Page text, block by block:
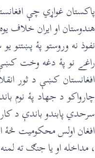
پاکستان غواړي چې
هندوستان او ايران خلاف
نفوذ نه وروستو پۀ
راغے نو پۀ دغه وخت
افغانستان کښې د ثور
چارواکو د جهاد پۀ نوم
سرحدي پابندو باندې د
افغان اولس محکوميت څۀ
، مداخله او يا جنګ ته